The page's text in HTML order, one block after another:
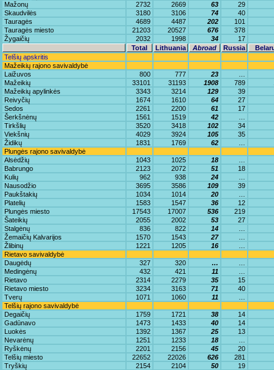
Mažonų
2732 2669 63
29
Skaudvilės
3180 3106 74
40
Tauragės
4689 4487 202
101
Tauragės miesto
21203 20527 676
378
Žygaičių
2032 1998 34
17
Total
Lithuania Abroad Russia
Telšių apskritis
Mažeikių rajono savivaldybė
Laižuvos
800 777 23
Mažeikių
33101 31193 1908 789
Mažeikių apylinkės
3343 3214 129
39
Reivyčių
1674 1610 64
27
Sedos
2261 2200 61
17
Šerkšnėnų
1561 1519 42
Tirkšlių
3520 3418 102
34
Viekšnių
4029 3924 105
35
Židikų
1831 1769 62
Plungės rajono savivaldybė
Alsėdžių
1043 1025 18
Babrungo
2123 2072 51
18
Kulių
962 938 24
Nausodžio
3695 3586 109
39
Paukštakių
1034 1014 20
Platelių
1583 1547 36
12
Plungės miesto
17543 17007 536
219
Šateikių
2055 2002 53
27
Stalgėnų
836 822 14
Žemaičių Kalvarijos
1570 1543 27
Žlibinų
1221 1205 16
Rietavo savivaldybė
Daugėdų
327 320 …
Medingėnų
432 421 11
Rietavo
2314 2279 35
15
Rietavo miesto
3234 3163 71
40
Tverų
1071 1060 11
Telšių rajono savivaldybė
Degaičių
1759 1721 38
14
Gadūnavo
1473 1433 40
14
Luokės
1392 1367 25
13
Nevarėnų
1251 1233 18
Ryškėnų
2201 2156 45
20
Telšių miesto
22652 22026 626
281
Tryškių
2154 2104 50
19